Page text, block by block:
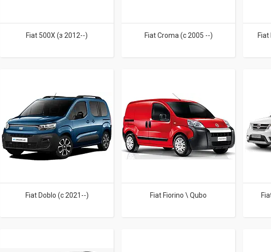
Fiat 500X (з 2012--) Fiat Croma (c 2005 --)
Fiat Doblo (c 2021--) Fiat Fiorino \ Qubo